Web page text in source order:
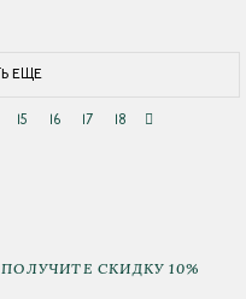
ЕЩЕ
15 16 17 18
СКИДКУ 10%